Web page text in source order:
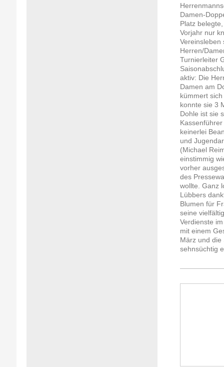
Damen-
Platz
Vorjahr nur
Vereinsleben
Herren/
Turnierleiter
aktiv: Die
Damen am
kümmert
konnte sie 3
Dohle ist sie
keinerlei
und
(Michael
einstimmig
vorher
des
wollte. Ganz
Lübbers
Blumen für
seine
Verdienste
mit einem
März und die
sehnsüchtig